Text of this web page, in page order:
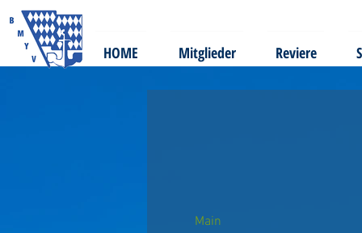
HOME Mitglieder Reviere
Main